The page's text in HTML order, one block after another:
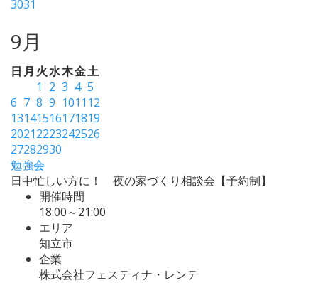
3031
9月
日 月 火水木金土
1 2 3 4 5
6 7 8 9 1011 12
13141516171819
20212223242526
27282930
勉強会
日中忙しい方に！ 夜の家づくり相談会【予約制】
開催時間
18:00～21:00
エリア
知立市
企業
株式会社フェスティナ・レンテ